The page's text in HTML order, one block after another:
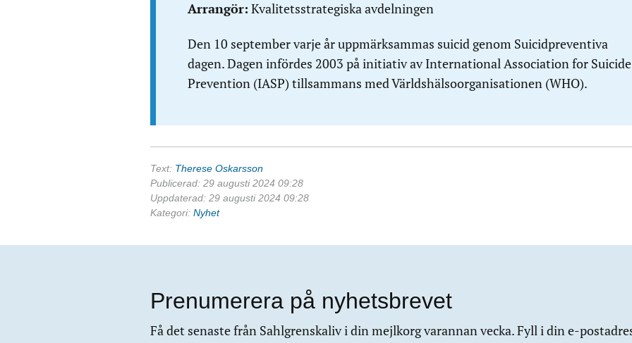
Arrangör: Kvalitetsstrategiska avdelningen
Den 10 september varje år uppmärksammas suicid genom Suicidpreventiva
dagen. Dagen infördes 2003 på initiativ av International Association for Suicide
Prevention (IASP) tillsammans med Världshälsoorganisationen (WHO).
Text: Therese Oskarsson
Publicerad: 29 augusti 2024 09:28
Uppdaterad: 29 augusti 2024 09:28
Kategori: Nyhet
Prenumerera på nyhetsbrevet
Få det senaste från Sahlgrenskaliv i din mejlkorg varannan vecka. Fyll i din e-